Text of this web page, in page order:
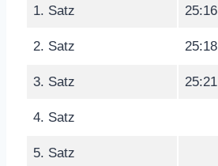
1. Satz 25:16
2. Satz 25:18
3. Satz 25:21
4. Satz
5. Satz